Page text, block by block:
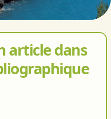
article dans